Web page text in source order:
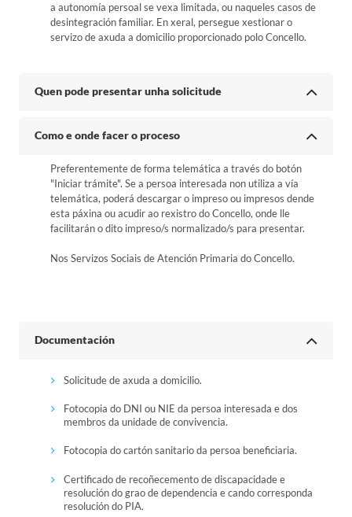
a autonomía persoal se vexa limitada, ou naqueles casos de
desintegración familiar. En xeral, persegue xestionar o
servizo de axuda a domicilio proporcionado polo Concello.
Quen pode presentar unha solicitude
Como e onde facer o proceso
Preferentemente de forma telemática a través do botón
"Iniciar trámite". Se a persoa interesada non utiliza a vía
telemática, poderá descargar o impreso ou impresos dende
esta páxina ou acudir ao rexistro do Concello, onde lle
facilitarán o dito impreso/s normalizado/s para presentar.
Nos Servizos Sociais de Atención Primaria do Concello.
Documentación
Solicitude de axuda a domicilio.
Fotocopia do DNI ou NIE da persoa interesada e dos
membros da unidade de convivencia.
Fotocopia do cartón sanitario da persoa beneficiaria.
Certificado de recoñecemento de discapacidade e
resolución do grao de dependencia e cando corresponda
resolución do PIA.